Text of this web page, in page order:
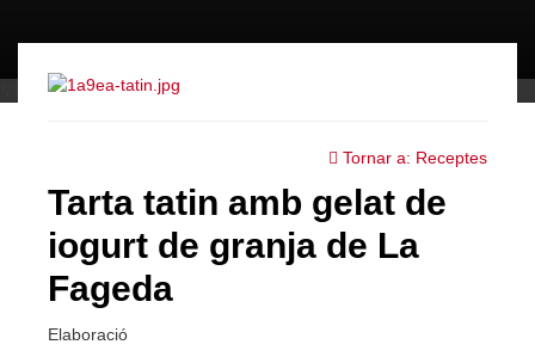
Tornar a: Receptes
Tarta tatin amb gelat de
iogurt de granja de La
Fageda
Elaboració